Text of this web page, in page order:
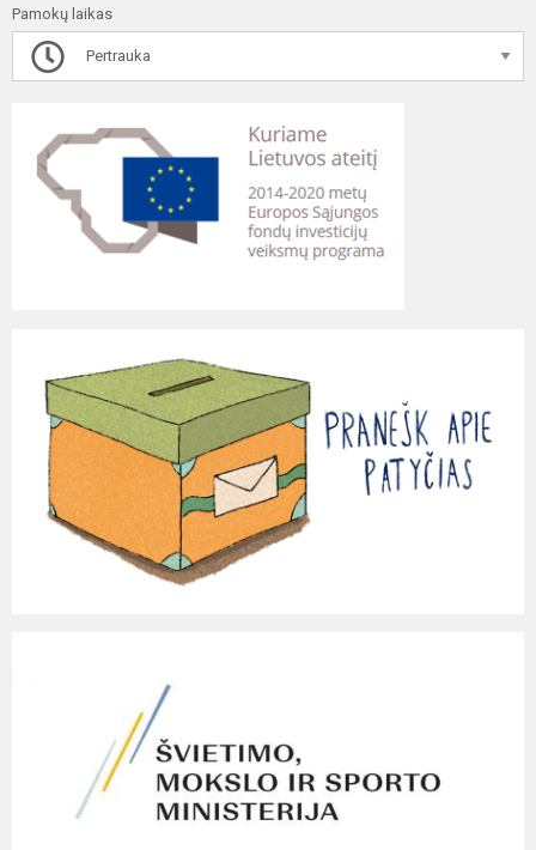
Pamokų laikas
Pertrauka